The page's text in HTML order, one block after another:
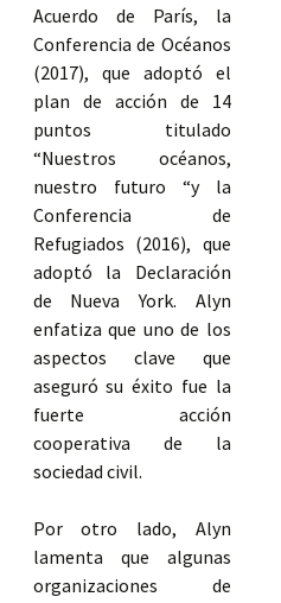
Acuerdo de París, la
Conferencia de Océanos
(2017), que adoptó el
plan de acción de 14
puntos titulado
“Nuestros océanos,
nuestro futuro “y la
Conferencia de
Refugiados (2016), que
adoptó la Declaración
de Nueva York. Alyn
enfatiza que uno de los
aspectos clave que
aseguró su éxito fue la
fuerte acción
cooperativa de la
sociedad civil.
Por otro lado, Alyn
lamenta que algunas
organizaciones de